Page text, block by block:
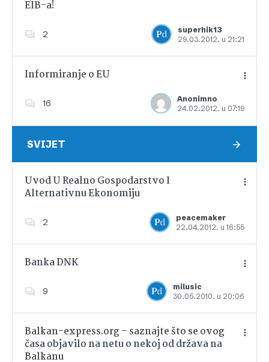
EIB-a!
2
superhik13
29.03.2012. u 21:21
Informiranje o EU
16
Anonimno
24.02.2012. u 07:19
Dodajte u favorite
SVIJET
Uvod U Realno Gospodarstvo I
Alternativnu Ekonomiju
2
peacemaker
22.04.2012. u 16:55
Dodajte u favorite
Banka DNK
9
milusic
30.05.2010. u 20:06
Dodajte u favorite
Balkan-express.org – saznajte što se ovog
časa objavilo na netu o nekoj od država na
Balkanu